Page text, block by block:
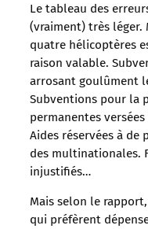
Le tableau des
(vraiment) très léger.
quatre hélicoptères
raison valable.
arrosant goulûment
Subventions pour la
permanentes
Aides réservées à de
des multinationales.
injustifiés…
Mais selon le
qui préfèrent